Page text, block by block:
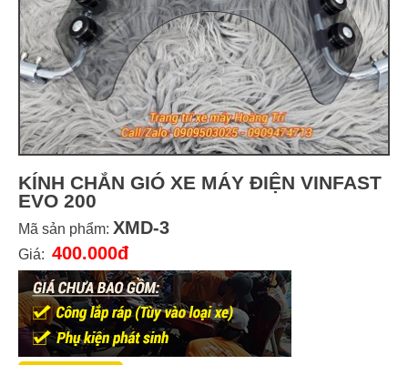
KÍNH CHẮN GIÓ XE MÁY ĐIỆN VINFAST
EVO 200
Mã sản phẩm: XMD-3
Giá: 400.000đ